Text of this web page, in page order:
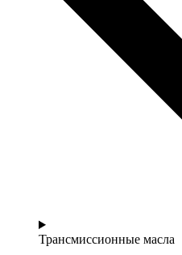
Трансмиссионные масла